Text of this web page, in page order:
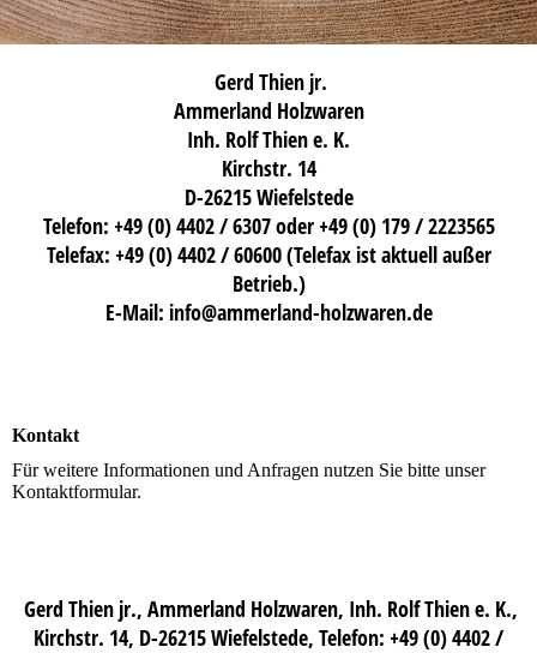
Gerd Thien jr.
Ammerland Holzwaren
Inh. Rolf Thien e. K.
Kirchstr. 14
D-26215 Wiefelstede
Telefon: +49 (0) 4402 / 6307 oder +49 (0) 179 / 2223565
Telefax: +49 (0) 4402 / 60600 (Telefax ist aktuell außer
Betrieb.)
E-Mail: info@ammerland-holzwaren.de
Kontakt
Für weitere Informationen und Anfragen nutzen Sie bitte unser
Kontaktformular.
Gerd Thien jr., Ammerland Holzwaren, Inh. Rolf Thien e. K.,
Kirchstr. 14, D-26215 Wiefelstede, Telefon: +49 (0) 4402 /